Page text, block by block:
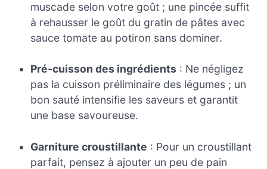
muscade selon votre goût ; une pincée suffit
à rehausser le goût du gratin de pâtes avec
sauce tomate au potiron sans dominer.
Pré-cuisson des ingrédients : Ne négligez
pas la cuisson préliminaire des légumes ; un
bon sauté intensifie les saveurs et garantit
une base savoureuse.
Garniture croustillante : Pour un croustillant
parfait, pensez à ajouter un peu de pain